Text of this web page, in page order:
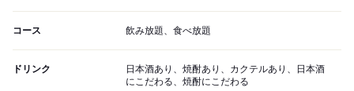
コース 飲み放題、食べ放題
ドリンク
日本酒あり、焼酎あり、カクテルあり、日本酒
にこだわる、焼酎にこだわる